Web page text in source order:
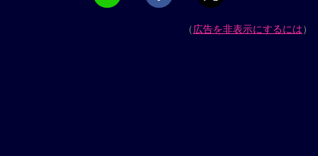
（広告を非表示にするには）